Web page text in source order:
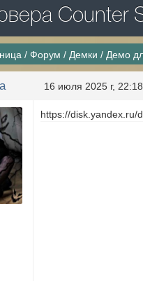
Counter
/Форум / Демки / Демо
16 июля 2025 г, 22:18
https://disk.yandex.ru/